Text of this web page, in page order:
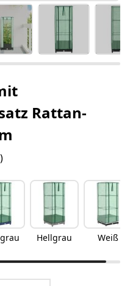
Rattan-
Hellgrau Weiß